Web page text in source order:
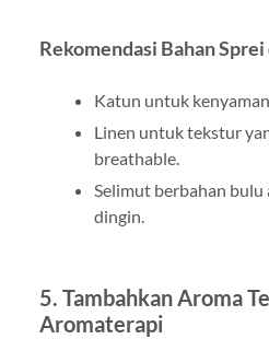
Rekomendasi Bahan
Katun untuk
Linen untuk tekstur
breathable.
Selimut berbahan bulu
dingin.
5. Tambahkan Aroma
Aromaterapi